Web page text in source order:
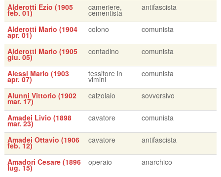
Alderotti Ezio (1905
feb. 01)
cameriere,
cementista
antifascista
Alderotti Mario (1904
apr. 01)
colono comunista
Alderotti Mario (1905
giu. 05)
contadino comunista
Alessi Mario (1903
apr. 07)
tessitore in
vimini
comunista
Alunni Vittorio (1902
mar. 17)
calzolaio sovversivo
Amadei Livio (1898
mar. 23)
cavatore comunista
Amadei Ottavio (1906
feb. 12)
cavatore antifascista
Amadori Cesare (1896
lug. 15)
operaio anarchico